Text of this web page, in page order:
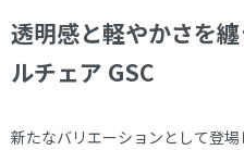
透明感と軽やかさを
ルチェア GSC
新たなバリエーションとして登